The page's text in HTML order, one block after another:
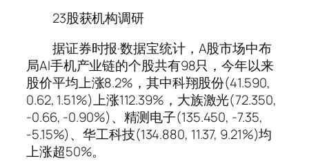
23股获机构调研
据证券时报·数据宝统计，A股市场中布
局AI手机产业链的个股共有98只，今年以来
股价平均上涨8.2%，其中科翔股份(41.590,
0.62, 1.51%)上涨112.39%，大族激光(72.350,
-0.66, -0.90%)、精测电子(135.450, -7.35,
-5.15%)、华工科技(134.880, 11.37, 9.21%)均
上涨超50%。